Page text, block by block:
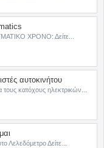
ΧΡΟΝΟ: Δείτε...
αυτοκινήτου
κατόχους ηλεκτρικών...
Λελεδόμετρο Δείτε...